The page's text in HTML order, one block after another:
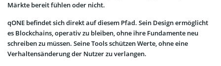
Märkte bereit fühlen oder nicht.
qONE befindet sich direkt auf diesem Pfad. Sein Design ermöglicht
es Blockchains, operativ zu bleiben, ohne ihre Fundamente neu
schreiben zu müssen. Seine Tools schützen Werte, ohne eine
Verhaltensänderung der Nutzer zu verlangen.